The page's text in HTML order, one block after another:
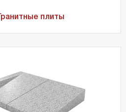
Гранитные плиты